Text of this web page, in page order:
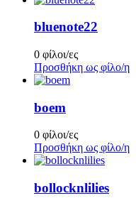
bluenote22
0 φίλοι/ες
Προσθήκη ως φίλο/η
boem
0 φίλοι/ες
Προσθήκη ως φίλο/η
bollocknlilies